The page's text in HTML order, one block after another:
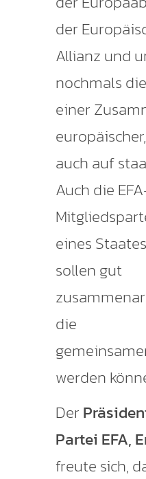
der
Allianz und
nochmals
einer
auch auf
Auch die
eines
sollen gut
die
werden
Der
Partei EFA,
freute sich,